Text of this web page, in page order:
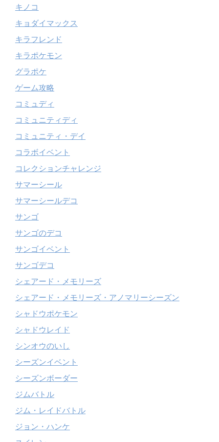
キノコ
キョダイマックス
キラフレンド
キラポケモン
グラポケ
ゲーム攻略
コミュディ
コミュニティディ
コミュニティ・デイ
コラボイベント
コレクションチャレンジ
サマーシール
サマーシールデコ
サンゴ
サンゴのデコ
サンゴイベント
サンゴデコ
シェアード・メモリーズ
シェアード・メモリーズ・アノマリーシーズン
シャドウポケモン
シャドウレイド
シンオウのいし
シーズンイベント
シーズンボーダー
ジムバトル
ジム・レイドバトル
ジョン・ハンケ